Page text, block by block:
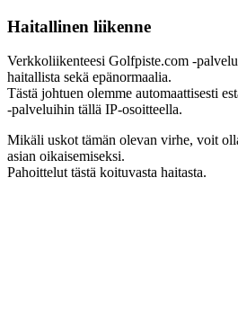
Haitallinen liikenne
Verkkoliikenteesi Golfpiste.com -
haitallista sekä epänormaalia.
Tästä johtuen olemme automaattisesti
-palveluihin tällä IP-osoitteella.
Mikäli uskot tämän olevan virhe, voit
asian oikaisemiseksi.
Pahoittelut tästä koituvasta haitasta.